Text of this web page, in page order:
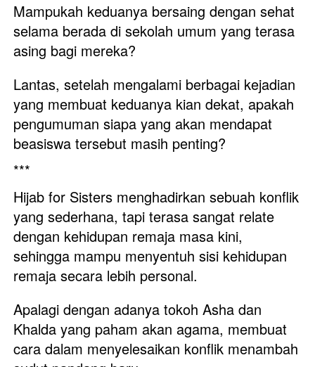
Mampukah keduanya bersaing dengan sehat
selama berada di sekolah umum yang terasa
asing bagi mereka?
Lantas, setelah mengalami berbagai kejadian
yang membuat keduanya kian dekat, apakah
pengumuman siapa yang akan mendapat
beasiswa tersebut masih penting?
***
Hijab for Sisters menghadirkan sebuah konflik
yang sederhana, tapi terasa sangat relate
dengan kehidupan remaja masa kini,
sehingga mampu menyentuh sisi kehidupan
remaja secara lebih personal.
Apalagi dengan adanya tokoh Asha dan
Khalda yang paham akan agama, membuat
cara dalam menyelesaikan konflik menambah